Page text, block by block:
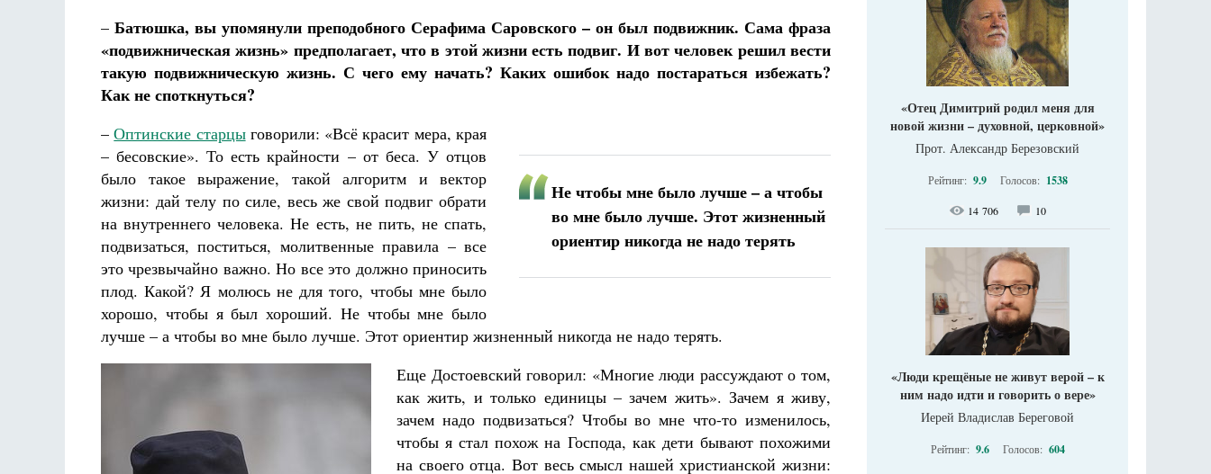
– Батюшка, вы упомянули преподобного Серафима Саровского – он был подвижник. Сама фраза
«подвижническая жизнь» предполагает, что в этой жизни есть подвиг. И вот человек решил вести
такую подвижническую жизнь. С чего ему начать? Каких ошибок надо постараться избежать?
Как не споткнуться?
Не чтобы мне было лучше – а чтобы
во мне было лучше. Этот жизненный
ориентир никогда не надо терять
–Оптинские старцыговорили: «Всё красит мера, края
– бесовские». То есть крайности – от беса. У отцов
было такое выражение, такой алгоритм и вектор
жизни: дай телу по силе, весь же свой подвиг обрати
на внутреннего человека. Не есть, не пить, не спать,
подвизаться, поститься, молитвенные правила – все
это чрезвычайно важно. Но все это должно приносить
плод. Какой? Я молюсь не для того, чтобы мне было
хорошо, чтобы я был хороший. Не чтобы мне было
лучше – а чтобы во мне было лучше. Этот ориентир жизненный никогда не надо терять.
Еще Достоевский говорил: «Многие люди рассуждают о том,
как жить, и только единицы – зачем жить». Зачем я живу,
зачем надо подвизаться? Чтобы во мне что-то изменилось,
чтобы я стал похож на Господа, как дети бывают похожими
на своего отца. Вот весь смысл нашей христианской жизни:
«Отец Димитрий родил меня для
новой жизни – духовной, церковной»
Прот. Александр Березовский
Рейтинг: 9.9 Голосов: 1538
14 706 10
«Люди крещёные не живут верой – к
ним надо идти и говорить о вере»
Иерей Владислав Береговой
Рейтинг: 9.6 Голосов: 604